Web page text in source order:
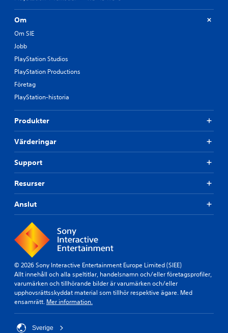
Om
Om SIE
Jobb
PlayStation Studios
PlayStation Productions
Företag
PlayStation-historia
Produkter
Värderingar
Support
Resurser
Anslut
© 2026 Sony Interactive Entertainment Europe Limited (SIEE)
Allt innehåll och alla speltitlar, handelsnamn och/eller företagsprofiler,
varumärken och tillhörande bilder är varumärken och/eller
upphovsrättsskyddat material som tillhör respektive ägare. Med
ensamrätt. Mer information.
Sverige